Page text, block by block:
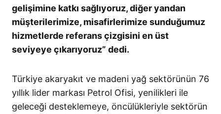
gelişimine katkı sağlıyoruz, diğer yandan
müşterilerimize, misafirlerimize sunduğumuz
hizmetlerde referans çizgisini en üst
seviyeye çıkarıyoruz” dedi.
Türkiye akaryakıt ve madeni yağ sektörünün 76
yıllık lider markası Petrol Ofisi, yenilikleri ile
geleceği desteklemeye, öncülükleriyle sektörün